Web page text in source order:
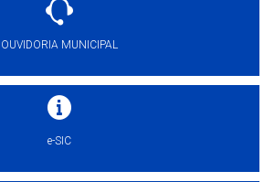
OUVIDORIA MUNICIPAL
e-SIC